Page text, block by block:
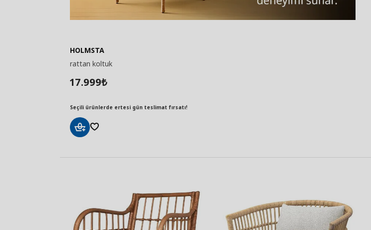
HOLMSTA
rattan koltuk
17.999₺
Seçili ürünlerde ertesi gün teslimat fırsatı!